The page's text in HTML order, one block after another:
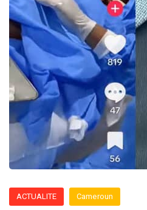
ACTUALITE Cameroun